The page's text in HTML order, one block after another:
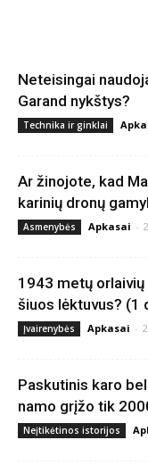
Neteisingai
Garand nykštys?
Technika ir ginklai
Ar žinojote, kad
karinių dronų
Asmenybės Apkasai -
1943 metų
šiuos lėktuvus? (1
Įvairenybės Apkasai -
Paskutinis karo
namo grįžo tik
Neįtikėtinos istorijos